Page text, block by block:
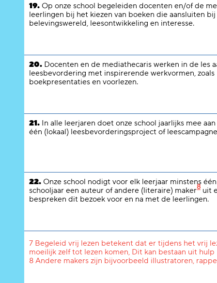
19. Op onze school begeleiden docenten en/of de
leerlingen bij het kiezen van boeken die aansluiten
belevingswereld, leesontwikkeling en interesse.
20. Docenten en de mediathecaris werken in de les
leesbevordering met inspirerende werkvormen, zoals
boekpresentaties en voorlezen.
21. In alle leerjaren doet onze school jaarlijks mee
één (lokaal) leesbevorderingsproject of
22. Onze school nodigt voor elk leerjaar minstens
schooljaar een auteur of andere (literaire) maker8 uit
bespreken dit bezoek voor en na met de leerlingen.
7 Begeleid vrij lezen betekent dat er tijdens het vrij
moeilijk zelf tot lezen komen, Dit kan bestaan uit
8 Andere makers zijn bijvoorbeeld illustratoren,